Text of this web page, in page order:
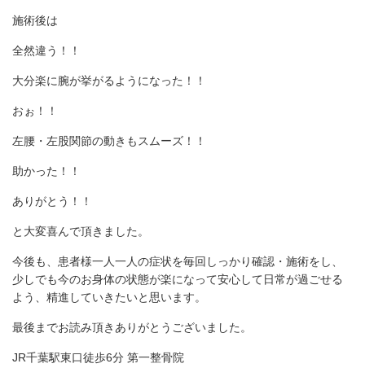
施術後は
全然違う！！
大分楽に腕が挙がるようになった！！
おぉ！！
左腰・左股関節の動きもスムーズ！！
助かった！！
ありがとう！！
と大変喜んで頂きました。
今後も、患者様一人一人の症状を毎回しっかり確認・施術をし、
少しでも今のお身体の状態が楽になって安心して日常が過ごせる
よう、精進していきたいと思います。
最後までお読み頂きありがとうございました。
JR千葉駅東口徒歩6分 第一整骨院